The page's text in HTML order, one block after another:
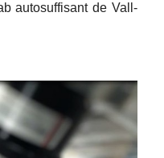
au­to­suf­fi­sant de Vall­